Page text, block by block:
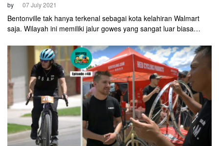
by 07 July 2021
Bentonville tak hanya terkenal sebagai kota kelahiran Walmart
saja. Wilayah ini memiliki jalur gowes yang sangat luar biasa
Little Sugar 55 Miles.